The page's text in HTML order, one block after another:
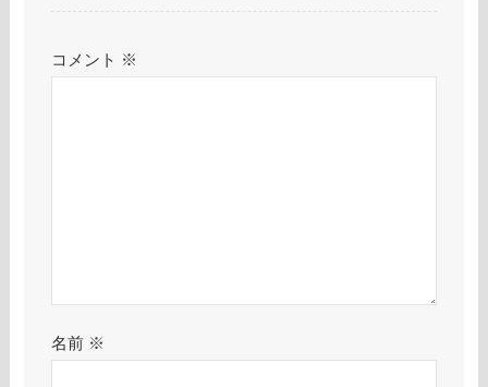
コメント ※
名前 ※